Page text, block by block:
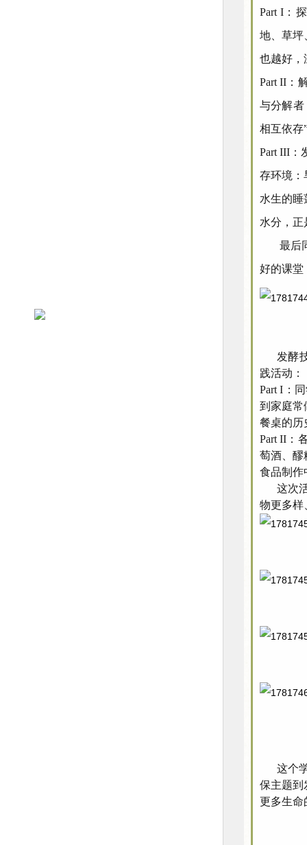
Part I：‌
地、草坪
也越好，
Part II：
与分解者
相互依存
Part III：
存环境：
水生的睡
水分，正
最后同
好的课堂
发酵技
践活动：
Part I：
到家庭常
餐桌的历
Part II：
萄酒、醪
食品制作
这次活
物更多样
这个学
保主题到
更多生命